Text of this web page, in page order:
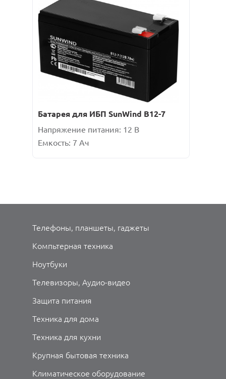
Батарея для ИБП SunWind B12-7
Напряжение питания: 12 В
Емкость: 7 Ач
Телефоны, планшеты, гаджеты
Компьтерная техника
Ноутбуки
Телевизоры, Аудио-видео
Защита питания
Техника для дома
Техника для кухни
Крупная бытовая техника
Климатическое оборудование